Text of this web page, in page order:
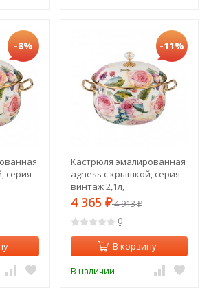
-8%
серия
-11%
Кастрюля эмалированная
agness с крышкой, серия
винтаж 2,1л,
диаметр=16см Agness
4 365 ₽4 913₽
0
В корзину
В наличии